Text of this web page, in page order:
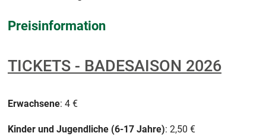
Preisinformation
TICKETS - BADESAISON 2026
Erwachsene: 4 €
Kinder und Jugendliche (6-17 Jahre): 2,50 €